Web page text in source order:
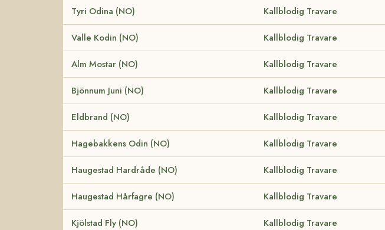
Tyri Odina (NO) Kallblodig Travare
Valle Kodin (NO) Kallblodig Travare
Alm Mostar (NO) Kallblodig Travare
Bjönnum Juni (NO) Kallblodig Travare
Eldbrand (NO) Kallblodig Travare
Hagebakkens Odin (NO) Kallblodig Travare
Haugestad Hardråde (NO) Kallblodig Travare
Haugestad Hårfagre (NO) Kallblodig Travare
Kjölstad Fly (NO) Kallblodig Travare